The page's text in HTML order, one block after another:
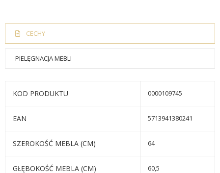
CECHY
PIELĘGNACJA MEBLI
KOD PRODUKTU 0000109745
EAN 5713941380241
SZEROKOŚĆ MEBLA (CM) 64
GŁĘBOKOŚĆ MEBLA (CM) 60,5